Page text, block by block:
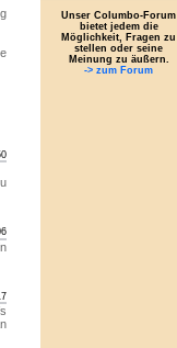
Unser Columbo-Forum
bietet jedem die
Möglichkeit, Fragen zu
stellen oder seine
Meinung zu äußern.
-> zum Forum